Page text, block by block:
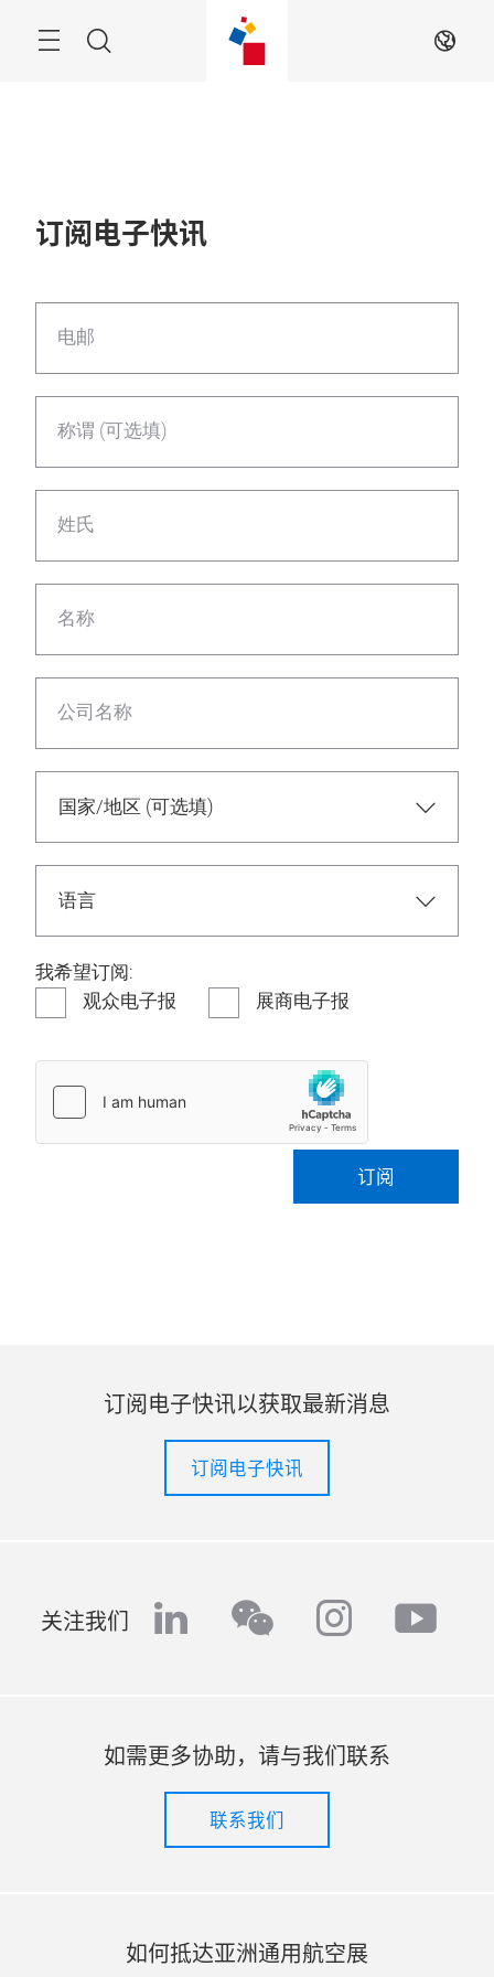
菜
ZH
订阅电子快讯
电邮
称谓 (可选填)
姓氏
名称
公司名称
我希望订阅:
观众电子报
展商电子报
订阅
订阅电子快讯以获取最新消息
订阅电子快讯
关注我们 linkedinwechat
如需更多协助，请与我们联系
联系我们
如何抵达亚洲通用航空展